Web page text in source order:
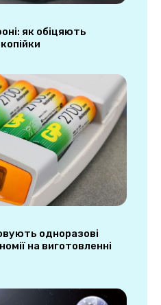
як обіцяють
одноразові
на виготовленні